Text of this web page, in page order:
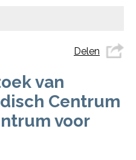
Delen
van
Centrum
voor